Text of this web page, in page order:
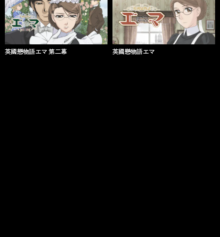
英國戀物語エマ 第二幕 英國戀物語エマ